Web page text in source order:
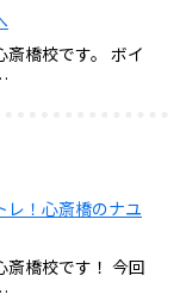
橋校です。 ボイ
！心斎橋のナユ
斎橋校です！ 今回